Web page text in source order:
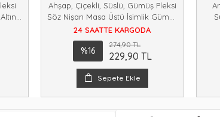
Ahşap, Çiçekli, Süslü, Gümüş Pleksi
Söz Nişan Masa Üstü İsimlik Gümüş
Renk
24 SAATTE KARGODA
%16
274,90 TL
229,90 TL
Sepete Ekle